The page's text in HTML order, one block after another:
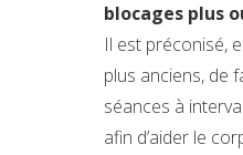
blocages plus
Il est préconisé,
plus anciens, de
séances à
afin d’aider le